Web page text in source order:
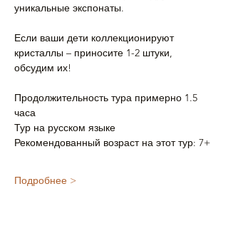
уникальные экспонаты.
Если ваши дети коллекционируют
кристаллы – приносите 1-2 штуки,
обсудим их!
Продолжительность тура примерно 1.5
часа
Тур на русском языке
Рекомендованный возраст на этот тур: 7+
Подробнее >